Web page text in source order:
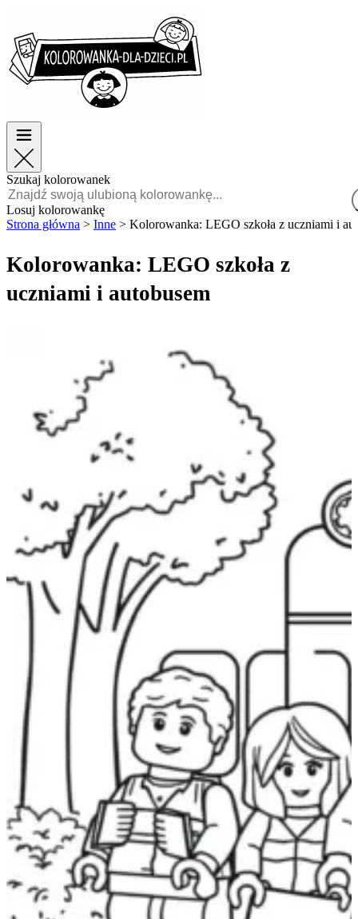
TOP kategorie
Dla chłopców
Dla dziewczynek
Polski
POLSKI
FRANÇAIS
MALAGASY
TOP kategorie
Dla chłopców
Dla dziewczynek
Szukaj kolorowanek
Losuj kolorowankę
Strona główna > Inne > Kolorowanka: LEGO szkoła z uczniami i
Kolorowanka: LEGO szkoła z
uczniami i autobusem